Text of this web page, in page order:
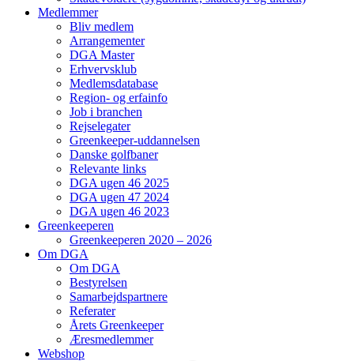
Medlemmer
Bliv medlem
Arrangementer
DGA Master
Erhvervsklub
Medlemsdatabase
Region- og erfainfo
Job i branchen
Rejselegater
Greenkeeper-uddannelsen
Danske golfbaner
Relevante links
DGA ugen 46 2025
DGA ugen 47 2024
DGA ugen 46 2023
Greenkeeperen
Greenkeeperen 2020 – 2026
Om DGA
Om DGA
Bestyrelsen
Samarbejdspartnere
Referater
Årets Greenkeeper
Æresmedlemmer
Webshop